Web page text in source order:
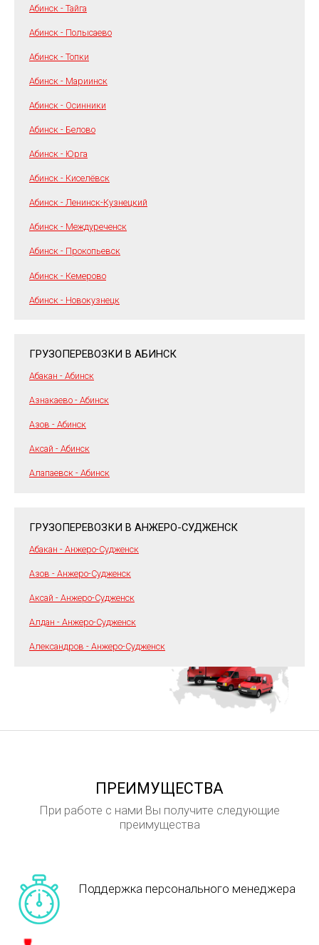
Абинск - Тайга
Абинск - Полысаево
Абинск - Топки
Абинск - Мариинск
Абинск - Осинники
Абинск - Белово
Абинск - Юрга
Абинск - Киселёвск
Абинск - Ленинск-Кузнецкий
Абинск - Междуреченск
Абинск - Прокопьевск
Абинск - Кемерово
Абинск - Новокузнецк
ГРУЗОПЕРЕВОЗКИ В АБИНСК
Абакан - Абинск
Азнакаево - Абинск
Азов - Абинск
Аксай - Абинск
Алапаевск - Абинск
ГРУЗОПЕРЕВОЗКИ В АНЖЕРО-СУДЖЕНСК
Абакан - Анжеро-Судженск
Азов - Анжеро-Судженск
Аксай - Анжеро-Судженск
Алдан - Анжеро-Судженск
Александров - Анжеро-Судженск
ПРЕИМУЩЕСТВА
При работе с нами Вы получите следующие
преимущества
Поддержка персонального менеджера